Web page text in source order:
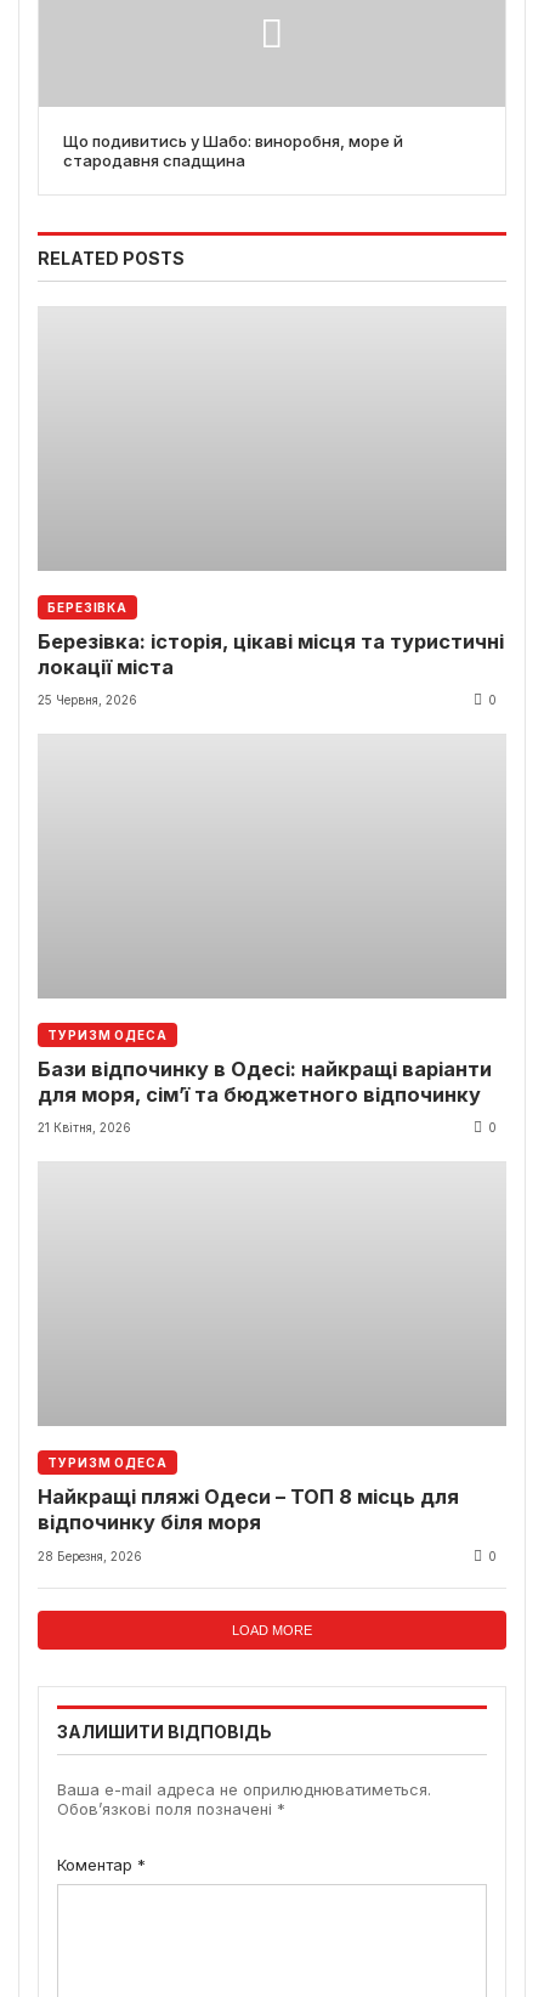
Що подивитись у Шабо: виноробня, море й
стародавня спадщина
RELATED POSTS
БЕРЕЗІВКА
Березівка: історія, цікаві місця та туристичні
локації міста
25 Червня, 2026 0
ТУРИЗМ ОДЕСА
Бази відпочинку в Одесі: найкращі варіанти
для моря, сім’ї та бюджетного відпочинку
21 Квітня, 2026 0
ТУРИЗМ ОДЕСА
Найкращі пляжі Одеси – ТОП 8 місць для
відпочинку біля моря
28 Березня, 2026 0
LOAD MORE
ЗАЛИШИТИ ВІДПОВІДЬ
Ваша e-mail адреса не оприлюднюватиметься.
Обов’язкові поля позначені *
Коментар *